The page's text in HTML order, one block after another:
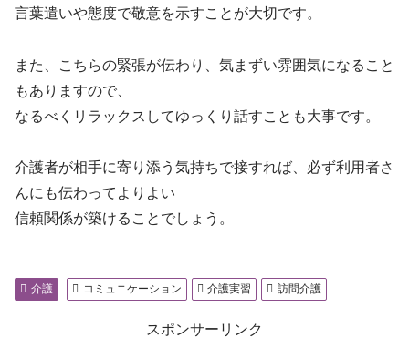
言葉遣いや態度で敬意を示すことが大切です。
また、こちらの緊張が伝わり、気まずい雰囲気になること
もありますので、
なるべくリラックスしてゆっくり話すことも大事です。
介護者が相手に寄り添う気持ちで接すれば、必ず利用者さ
んにも伝わってよりよい
信頼関係が築けることでしょう。
介護 コミュニケーション 介護実習 訪問介護
スポンサーリンク